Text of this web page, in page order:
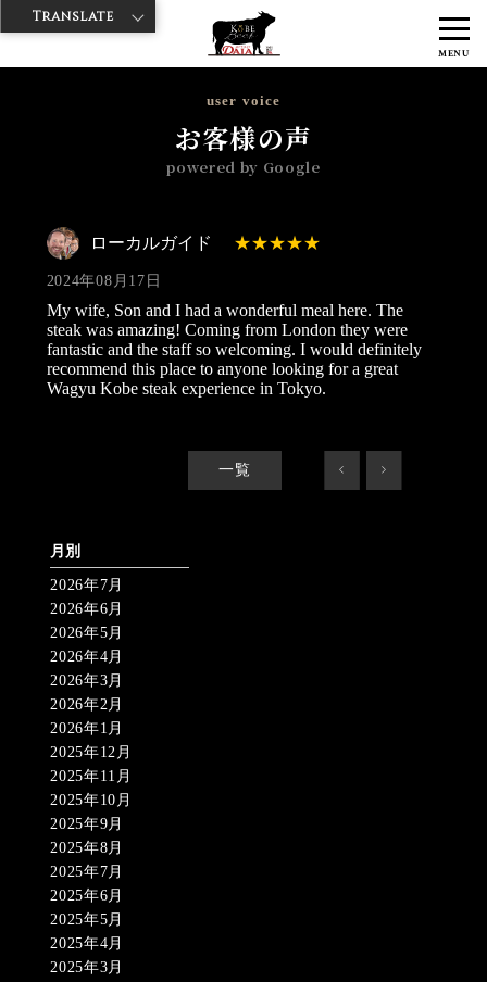
MENU
神戸牛ダイヤ > 神戸牛ダイア 浅草国際通り店 >ロ
user voice
お客様の声
powered by Google
ローカルガイド
2024年08月17日
My wife, Son and I had a wonderful meal here. The
steak was amazing! Coming from London they were
fantastic and the staff so welcoming. I would definitely
recommend this place to anyone looking for a great
Wagyu Kobe steak experience in Tokyo.
一覧 < >
月別
2026年7月
2026年6月
2026年5月
2026年4月
2026年3月
2026年2月
2026年1月
2025年12月
2025年11月
2025年10月
2025年9月
2025年8月
2025年7月
2025年6月
2025年5月
2025年4月
2025年3月
Translate